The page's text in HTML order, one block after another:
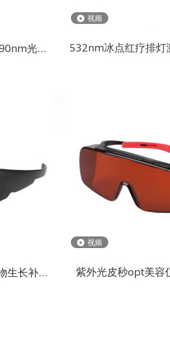
光固
视频
532nm冰点红疗排灯
生长补光
视频
紫外光皮秒opt美容